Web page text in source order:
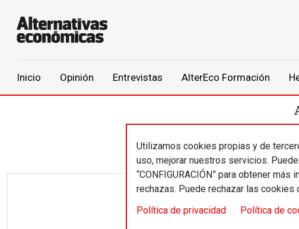
Inicio Opinión Entrevistas AlterEco Formación
Utilizamos cookies propias y de
uso, mejorar nuestros servicios.
“CONFIGURACIÓN” para obtener
rechazas. Puede rechazar las cookies
Política de privacidad
Política de